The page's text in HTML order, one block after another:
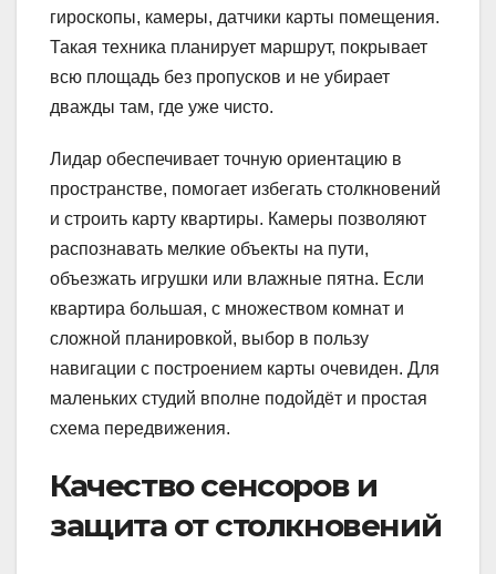
гироскопы, камеры, датчики карты помещения.
Такая техника планирует маршрут, покрывает
всю площадь без пропусков и не убирает
дважды там, где уже чисто.
Лидар обеспечивает точную ориентацию в
пространстве, помогает избегать столкновений
и строить карту квартиры. Камеры позволяют
распознавать мелкие объекты на пути,
объезжать игрушки или влажные пятна. Если
квартира большая, с множеством комнат и
сложной планировкой, выбор в пользу
навигации с построением карты очевиден. Для
маленьких студий вполне подойдёт и простая
схема передвижения.
Качество сенсоров и
защита от столкновений